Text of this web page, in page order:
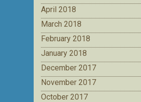
April 2018
March 2018
February 2018
January 2018
December 2017
November 2017
October 2017